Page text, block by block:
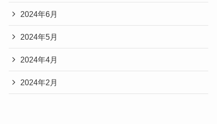
2024年6月
2024年5月
2024年4月
2024年2月